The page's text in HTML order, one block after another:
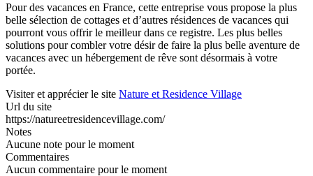
Pour des vacances en France, cette entreprise vous propose la plus
belle sélection de cottages et d’autres résidences de vacances qui
pourront vous offrir le meilleur dans ce registre. Les plus belles
solutions pour combler votre désir de faire la plus belle aventure de
vacances avec un hébergement de rêve sont désormais à votre
portée.
Visiter et apprécier le site Nature et Residence Village
Url du site
https://natureetresidencevillage.com/
Notes
Aucune note pour le moment
Commentaires
Aucun commentaire pour le moment